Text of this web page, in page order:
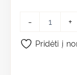
- +
Pridėti į